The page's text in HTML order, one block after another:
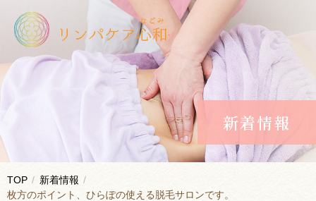
新着情報
TOP
新着情報
枚方のポイント、ひらぽの使える脱毛サロンです。